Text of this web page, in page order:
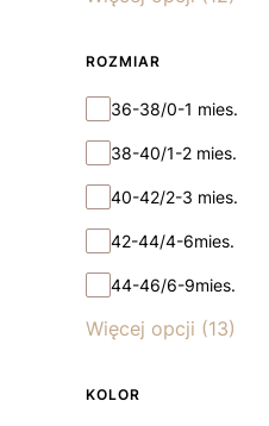
ROZMIAR
Rozmiar
36-38/0-1 mies.
38-40/1-2 mies.
40-42/2-3 mies.
42-44/4-6mies.
44-46/6-9mies.
Więcej opcji (13)
KOLOR